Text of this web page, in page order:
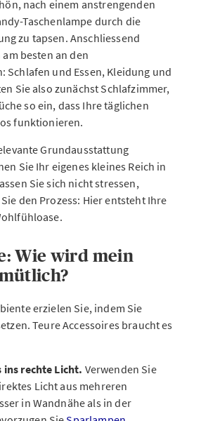
nach einem anstrengenden
Taschenlampe durch die
zu tapsen. Anschliessend
besten an den
Schlafen und Essen, Kleidung und
Sie also zunächst Schlafzimmer,
so ein, dass Ihre täglichen
funktionieren.
Grundausstattung
Sie Ihr eigenes kleines Reich in
Sie sich nicht stressen,
den Prozess: Hier entsteht Ihre
Wie wird mein
erzielen Sie, indem Sie
Teure Accessoires braucht es
ins rechte Licht. Verwenden Sie
Licht aus mehreren
in Wandnähe als in der